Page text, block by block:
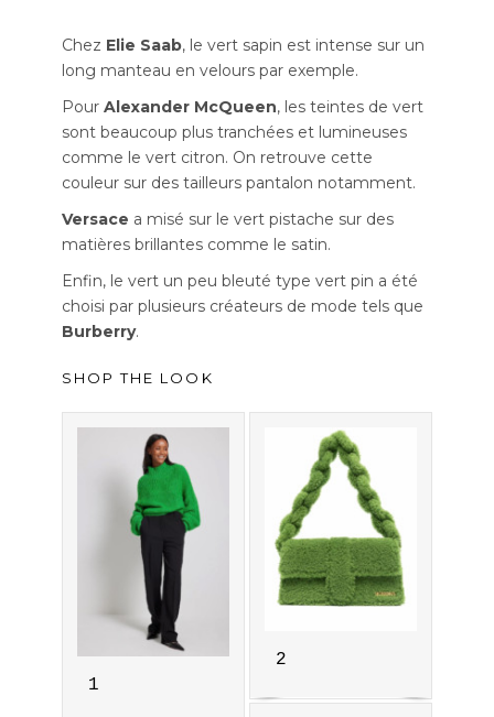
Chez Elie Saab, le vert sapin est intense sur un
long manteau en velours par exemple.
Pour Alexander McQueen, les teintes de vert
sont beaucoup plus tranchées et lumineuses
comme le vert citron. On retrouve cette
couleur sur des tailleurs pantalon notamment.
Versace a misé sur le vert pistache sur des
matières brillantes comme le satin.
Enfin, le vert un peu bleuté type vert pin a été
choisi par plusieurs créateurs de mode tels que
Burberry.
SHOP THE LOOK
1
2